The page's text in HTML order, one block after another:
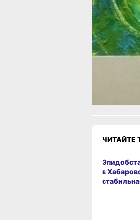
геологов с
праздником
Читайте нас
Яндекс.Дзени
ЧИТАЙТЕ
в